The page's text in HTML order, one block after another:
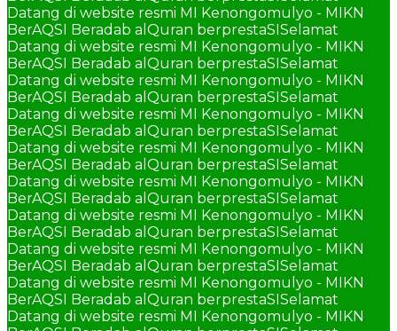
Datang di website resmi MI Kenongomulyo - MIKN
BerAQSI Beradab alQuran berprestaSISelamat
Datang di website resmi MI Kenongomulyo - MIKN
BerAQSI Beradab alQuran berprestaSISelamat
Datang di website resmi MI Kenongomulyo - MIKN
BerAQSI Beradab alQuran berprestaSISelamat
Datang di website resmi MI Kenongomulyo - MIKN
BerAQSI Beradab alQuran berprestaSISelamat
Datang di website resmi MI Kenongomulyo - MIKN
BerAQSI Beradab alQuran berprestaSISelamat
Datang di website resmi MI Kenongomulyo - MIKN
BerAQSI Beradab alQuran berprestaSISelamat
Datang di website resmi MI Kenongomulyo - MIKN
BerAQSI Beradab alQuran berprestaSISelamat
Datang di website resmi MI Kenongomulyo - MIKN
BerAQSI Beradab alQuran berprestaSISelamat
Datang di website resmi MI Kenongomulyo - MIKN
BerAQSI Beradab alQuran berprestaSISelamat
Datang di website resmi MI Kenongomulyo - MIKN